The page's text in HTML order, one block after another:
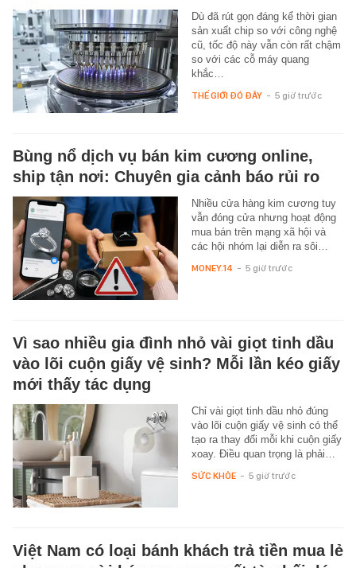
Dù đã rút gọn đáng kể thời gian
sản xuất chip so với công nghệ
cũ, tốc độ này vẫn còn rất chậm
so với các cỗ máy quang
khắc…
THẾ GIỚI ĐÓ ĐÂY - 5 giờ trước
Bùng nổ dịch vụ bán kim cương online,
ship tận nơi: Chuyên gia cảnh báo rủi ro
Nhiều cửa hàng kim cương tuy
vẫn đóng cửa nhưng hoạt động
mua bán trên mạng xã hội và
các hội nhóm lại diễn ra sôi…
MONEY.14 - 5 giờ trước
Vì sao nhiều gia đình nhỏ vài giọt tinh dầu
vào lõi cuộn giấy vệ sinh? Mỗi lần kéo giấy
mới thấy tác dụng
Chỉ vài giọt tinh dầu nhỏ đúng
vào lõi cuộn giấy vệ sinh có thể
tạo ra thay đổi mỗi khi cuộn giấy
xoay. Điều quan trọng là phải…
SỨC KHỎE - 5 giờ trước
Việt Nam có loại bánh khách trả tiền mua lẻ